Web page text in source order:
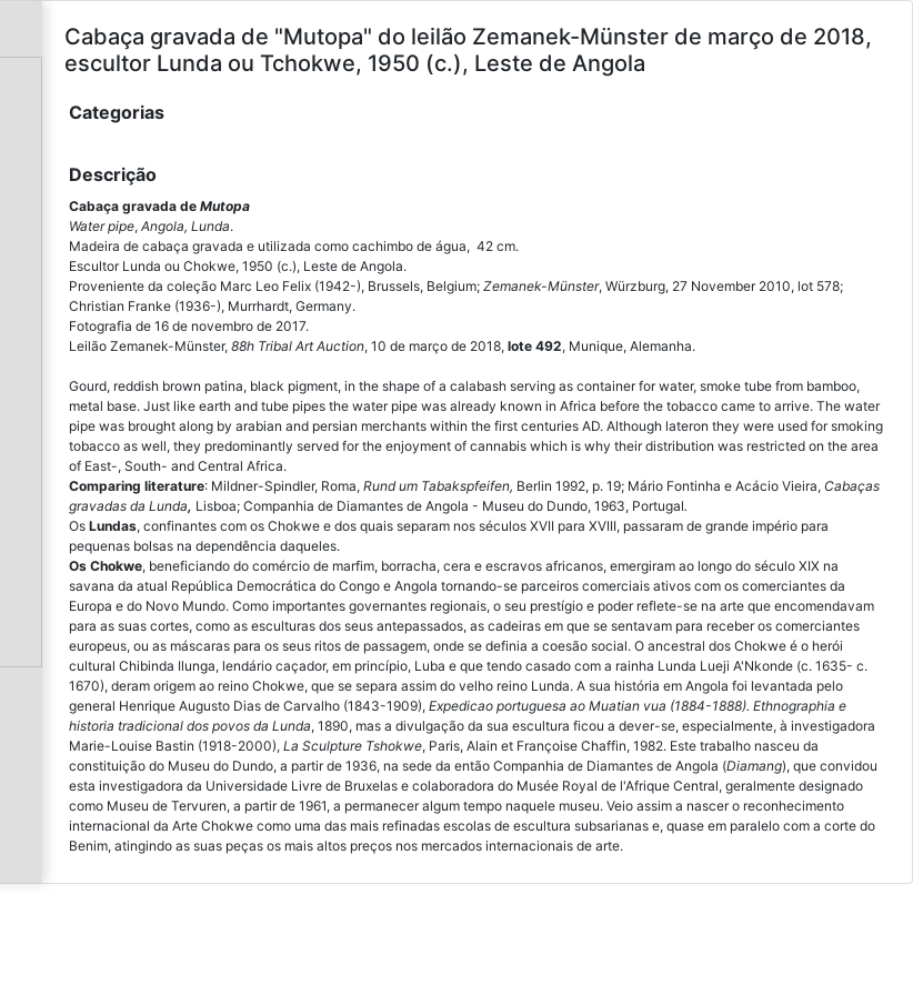
Cabaça gravada de "Mutopa" do leilão Zemanek-Münster de março de 2018,
escultor Lunda ou Tchokwe, 1950 (c.), Leste de Angola
Categorias
Descrição
Cabaça gravada deMutopa
Water pipe, Angola, Lunda.
Madeira de cabaça gravada e utilizada como cachimbo de água, 42 cm.
Escultor Lunda ou Chokwe, 1950 (c.), Leste de Angola.
Proveniente da coleção Marc Leo Felix (1942-), Brussels, Belgium;Zemanek-Münster, Würzburg, 27 November 2010, lot 578;
Christian Franke (1936-), Murrhardt, Germany.
Fotografia de 16 de novembro de 2017.
Leilão Zemanek-Münster,88h Tribal Art Auction, 10 de março de 2018,lote 492, Munique, Alemanha.
Gourd, reddish brown patina, black pigment, in the shape of a calabash serving as container for water, smoke tube from bamboo,
metal base. Just like earth and tube pipes the water pipe was already known in Africa before the tobacco came to arrive. The water
pipe was brought along by arabian and persian merchants within the first centuries AD. Although lateron they were used for smoking
tobacco as well, they predominantly served for the enjoyment of cannabis which is why their distribution was restricted on the area
of East-, South- and Central Africa.
Comparing literature: Mildner-Spindler, Roma,Rund um Tabakspfeifen, Berlin 1992, p. 19; Mário Fontinha e Acácio Vieira,Cabaças
gravadas da Lunda, Lisboa; Companhia de Diamantes de Angola - Museu do Dundo, 1963, Portugal.
OsLundas, confinantes com os Chokwe e dos quais separam nos séculos XVII para XVIII, passaram de grande império para
pequenas bolsas na dependência daqueles.
Os Chokwe, beneficiandodo comércio de marfim, borracha, cera e escravos africanos, emergiram ao longo do século XIX na
savana da atual República Democrática do Congo e Angola tornando-se parceiros comerciais ativos com os comerciantes da
Europa e do Novo Mundo. Como importantes governantes regionais, o seu prestígio e poder reflete-se na arte que encomendavam
para as suas cortes, como as esculturas dos seus antepassados, as cadeiras em que se sentavam para receber os comerciantes
europeus, ou as máscaras para os seus ritos de passagem, onde se definia a coesão social. O ancestral dos Chokwe é o herói
cultural Chibinda Ilunga, lendário caçador, em princípio, Luba e que tendo casado com a rainha Lunda Lueji A'Nkonde (c. 1635- c.
1670), deram origem ao reino Chokwe, que se separa assim do velho reino Lunda. A sua história em Angola foi levantada pelo
general Henrique Augusto Dias de Carvalho (1843-1909),Expedicao portuguesa ao Muatian vua (1884-1888). Ethnographia e
historia tradicional dos povos da Lunda, 1890, mas a divulgação da sua escultura ficou a dever-se, especialmente, à investigadora
Marie-Louise Bastin (1918-2000),La Sculpture Tshokwe, Paris, Alain et Françoise Chaffin, 1982. Este trabalho nasceu da
constituição do Museu do Dundo, a partir de 1936, na sede da então Companhia de Diamantes de Angola (Diamang), que convidou
esta investigadorada Universidade Livre de Bruxelas e colaboradora do Musée Royal de l'Afrique Central, geralmente designado
como Museu de Tervuren, a partir de 1961, a permanecer algum tempo naquele museu. Veio assim a nascer o reconhecimento
internacional da Arte Chokwe como uma das mais refinadas escolas de escultura subsarianas e, quase em paralelo com a corte do
Benim, atingindo as suas peças os mais altos preços nos mercados internacionais de arte.